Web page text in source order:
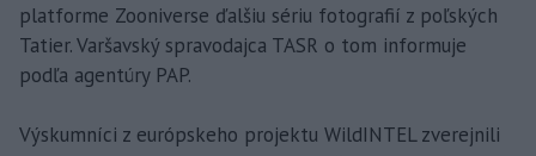
platforme Zooniverse ďalšiu sériu fotografií z poľských
Tatier. Varšavský spravodajca TASR o tom informuje
podľa agentúry PAP.
Výskumníci z európskeho projektu WildINTEL zverejnili